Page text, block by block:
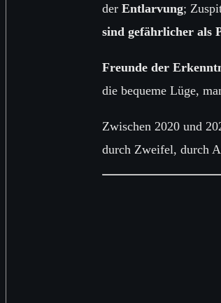
der Entlarvung;
sind gefährlicher als
Freunde der
die bequeme Lüge,
Zwischen 2020 und
durch Zweifel, durch